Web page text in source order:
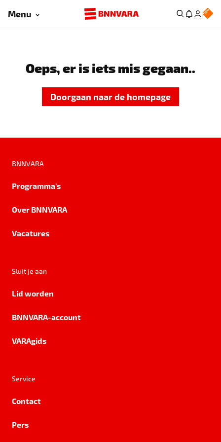
Menu
Oeps, er is iets mis gegaan..
Doorgaan naar de homepage
BNNVARA
Programma's
Over BNNVARA
Vacatures
Sluit je aan
Lid worden
BNNVARA-account
VARAgids
Service
Contact
Pers